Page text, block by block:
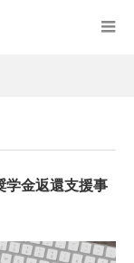
学金返還支援事